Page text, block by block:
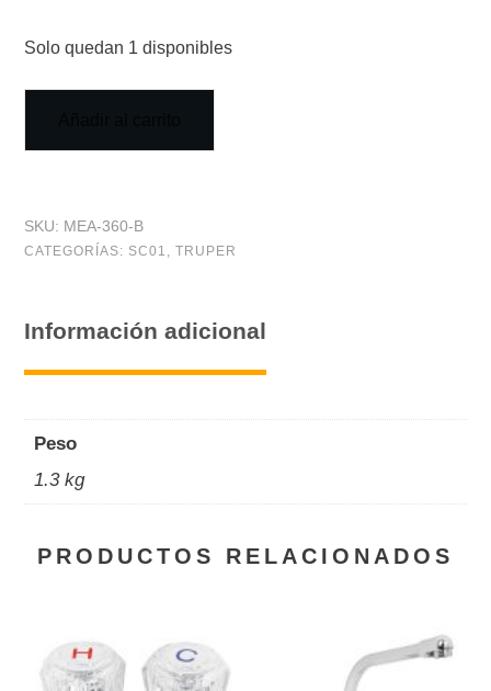
Solo quedan 1 disponibles
SKU: MEA-360-B
CATEGORÍAS: SC01 , TRUPER
Información adicional
Peso
1.3 kg
PRODUCTOS RELACIONADOS